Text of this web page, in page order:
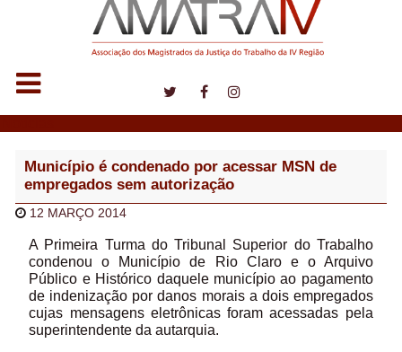
Município é condenado por acessar MSN de
empregados sem autorização
12 MARÇO 2014
A Primeira Turma do Tribunal Superior do Trabalho
condenou o Município de Rio Claro e o Arquivo
Público e Histórico daquele município ao pagamento
de indenização por danos morais a dois empregados
cujas mensagens eletrônicas foram acessadas pela
superintendente da autarquia.